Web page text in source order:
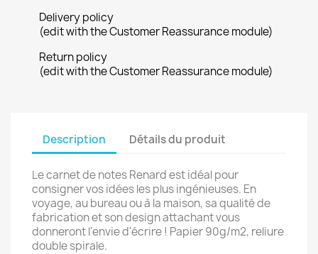
Delivery policy
(edit with the Customer Reassurance module)
Return policy
(edit with the Customer Reassurance module)
Description Détails du produit
Le carnet de notes Renard est idéal pour
consigner vos idées les plus ingénieuses. En
voyage, au bureau ou à la maison, sa qualité de
fabrication et son design attachant vous
donneront l'envie d'écrire ! Papier 90g/m2, reliure
double spirale.
Créer une liste d'envies
Nom de la liste d'envies
Annuler Créer une liste d'envies